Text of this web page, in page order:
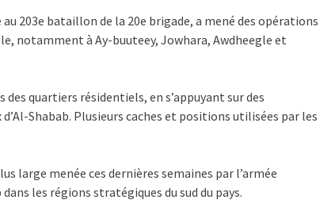
203e bataillon de la 20e brigade, a mené des opérations
notamment à Ay-buuteey, Jowhara, Awdheegle et
quartiers résidentiels, en s’appuyant sur des
Shabab. Plusieurs caches et positions utilisées par les
large menée ces dernières semaines par l’armée
les régions stratégiques du sud du pays.